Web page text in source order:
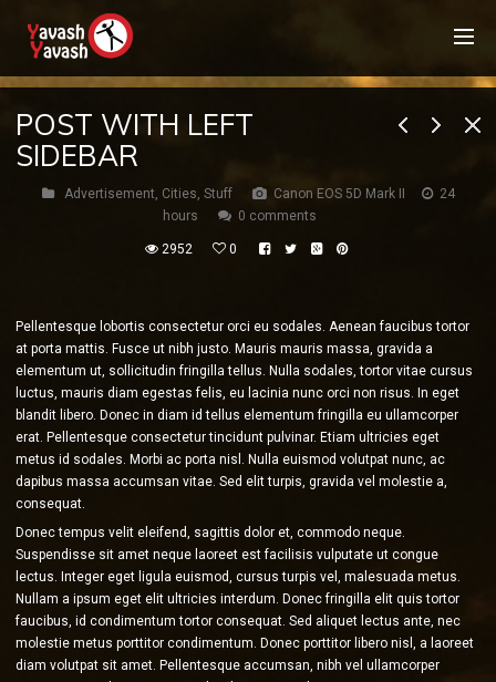
POST WITH LEFT
SIDEBAR
Advertisement, Cities, Stuff Canon EOS 5D Mark II
24
hours
0 comments
2952 0
Pellentesque lobortis consectetur orci eu sodales. Aenean faucibus tortor
at porta mattis. Fusce ut nibh justo. Mauris mauris massa, gravida a
elementum ut, sollicitudin fringilla tellus. Nulla sodales, tortor vitae cursus
luctus, mauris diam egestas felis, eu lacinia nunc orci non risus. In eget
blandit libero. Donec in diam id tellus elementum fringilla eu ullamcorper
erat. Pellentesque consectetur tincidunt pulvinar. Etiam ultricies eget
metus id sodales. Morbi ac porta nisl. Nulla euismod volutpat nunc, ac
dapibus massa accumsan vitae. Sed elit turpis, gravida vel molestie a,
consequat.
Donec tempus velit eleifend, sagittis dolor et, commodo neque.
Suspendisse sit amet neque laoreet est facilisis vulputate ut congue
lectus. Integer eget ligula euismod, cursus turpis vel, malesuada metus.
Nullam a ipsum eget elit ultricies interdum. Donec fringilla elit quis tortor
faucibus, id condimentum tortor consequat. Sed aliquet lectus ante, nec
molestie metus porttitor condimentum. Donec porttitor libero nisl, a laoreet
diam volutpat sit amet. Pellentesque accumsan, nibh vel ullamcorper